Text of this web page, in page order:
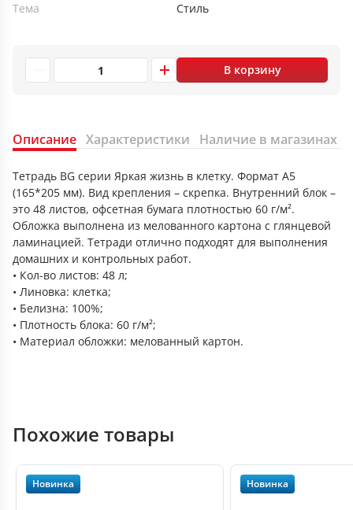
Тема Стиль
В корзину
Описание Характеристики Наличие в магазинах
Тетрадь BG серии Яркая жизнь в клетку. Формат А5
(165*205 мм). Вид крепления – скрепка. Внутренний блок –
это 48 листов, офсетная бумага плотностью 60 г/м².
Обложка выполнена из мелованного картона с глянцевой
ламинацией. Тетради отлично подходят для выполнения
домашних и контрольных работ.
• Кол-во листов: 48 л;
• Линовка: клетка;
• Белизна: 100%;
• Плотность блока: 60 г/м²;
• Материал обложки: мелованный картон.
Похожие товары
Новинка Новинка